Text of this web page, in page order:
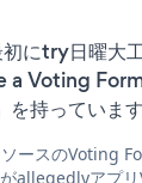
初にtry日曜
a Voting
持っています
ースのVoting
allegedlyアプ